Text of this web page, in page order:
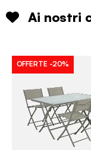
Ai nostri
OFFERTE -20%